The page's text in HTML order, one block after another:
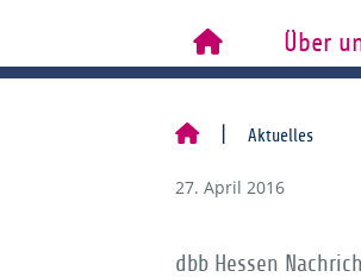
Über
Aktuelles
27. April 2016
dbb Hessen